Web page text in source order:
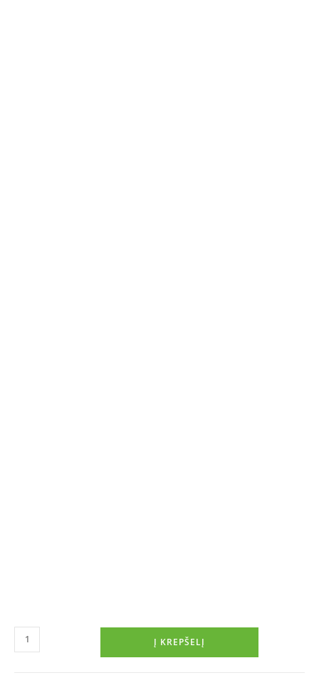
Į KREPŠELĮ